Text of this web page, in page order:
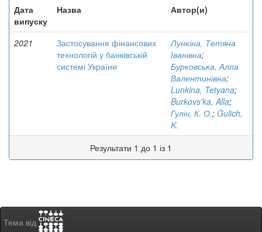
Дата
випуску
Назва Автор(и)
2021
Застосування фінансових
технологій у банківській
системі України
Лункіна, Тетяна
Іванівна;
Бурковська, Алла
Валентинівна;
Lunkina, Tetyana;
Burkovs'ka, Alla;
Гуліч, К. О.; Gulich,
K.
Результати 1 до 1 із 1
Тема від